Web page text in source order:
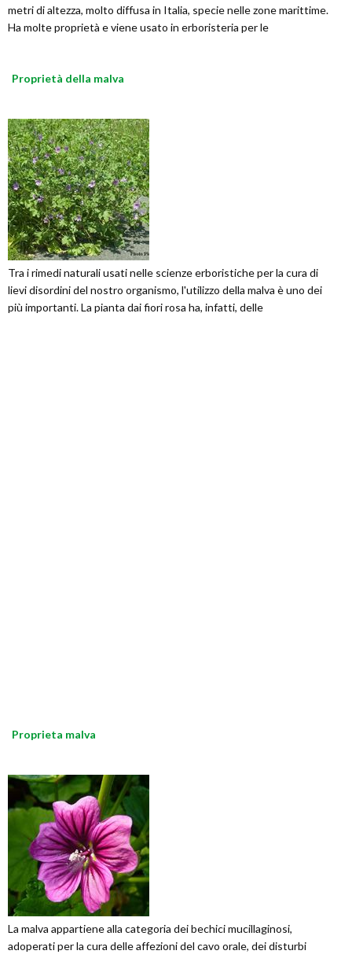
metri di altezza, molto diffusa in Italia, specie nelle zone marittime.
Ha molte proprietà e viene usato in erboristeria per le
Proprietà della malva
Tra i rimedi naturali usati nelle scienze erboristiche per la cura di
lievi disordini del nostro organismo, l'utilizzo della malva è uno dei
più importanti. La pianta dai fiori rosa ha, infatti, delle
Proprieta malva
La malva appartiene alla categoria dei bechici mucillaginosi,
adoperati per la cura delle affezioni del cavo orale, dei disturbi